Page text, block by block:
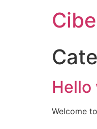
Hello
Welcome